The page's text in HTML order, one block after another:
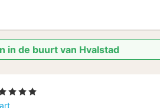
in de buurt van Hvalstad
4 Sterren